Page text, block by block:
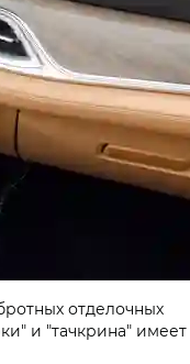
отделочных
и "тачкрина" имеет